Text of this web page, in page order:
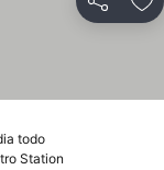
Partilhar
todo
Station